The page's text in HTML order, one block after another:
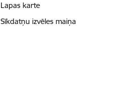
Lapas karte
Sīkdatņu izvēles maiņa